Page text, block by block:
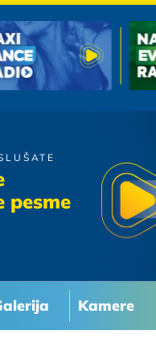
Kamere
pesme